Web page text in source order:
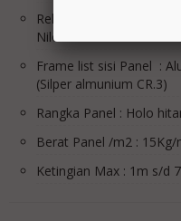
Rell & Roda : Rell
Nilon
Frame list sisi Panel :
(Silper almunium CR.3)
Rangka Panel : Holo
Berat Panel /m2 : 15Kg/
Ketingian Max : 1m s/d